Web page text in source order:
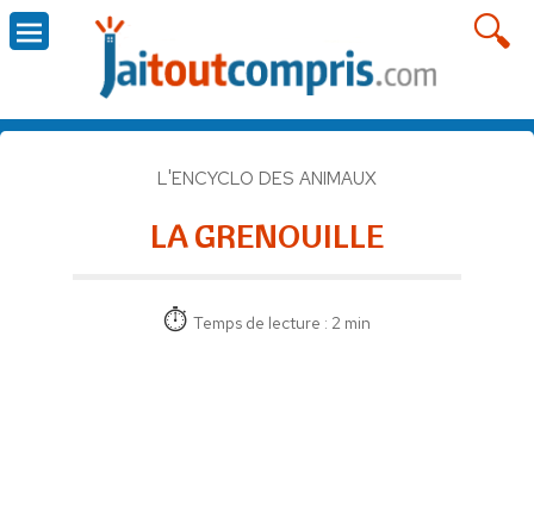
L'ENCYCLO DES ANIMAUX
LA GRENOUILLE
Temps de lecture : 2 min